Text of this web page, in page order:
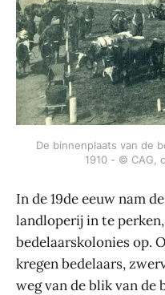
De binnenplaats van de
1910 - © CAG,
In de 19de eeuw nam
landloperij in te
bedelaarskolonies op.
kregen bedelaars,
weg van de blik van